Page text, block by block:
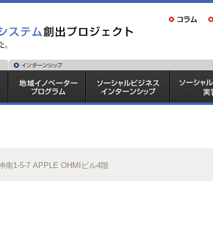
南1-5-7 APPLE OHMIビル4階